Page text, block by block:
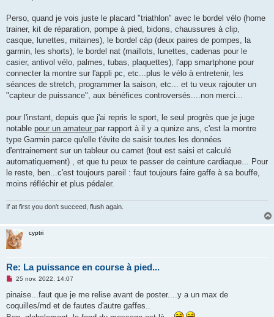
Perso, quand je vois juste le placard "triathlon" avec le bordel vélo (home
trainer, kit de réparation, pompe à pied, bidons, chaussures à clip,
casque, lunettes, mitaines), le bordel càp (deux paires de pompes, la
garmin, les shorts), le bordel nat (maillots, lunettes, cadenas pour le
casier, antivol vélo, palmes, tubas, plaquettes), l'app smartphone pour
connecter la montre sur l'appli pc, etc...plus le vélo à entretenir, les
séances de stretch, programmer la saison, etc... et tu veux rajouter un
"capteur de puissance", aux bénéfices controversés....non merci...
pour l'instant, depuis que j'ai repris le sport, le seul progrès que je juge
notable pour un amateur par rapport à il y a qunize ans, c'est la montre
type Garmin parce qu'elle t'évite de saisir toutes les données
d'entrainement sur un tableur ou carnet (tout est saisi et calculé
automatiquement) , et que tu peux te passer de ceinture cardiaque... Pour
le reste, ben...c'est toujours pareil : faut toujours faire gaffe à sa bouffe,
moins réfléchir et plus pédaler.
If at first you don't succeed, flush again.
cyptri
Re: La puissance en course à pied...
M
s
a
g
25 nov. 2022, 14:07
pinaise...faut que je me relise avant de poster....y a un max de
coquilles/md et de fautes d'autre gaffes..